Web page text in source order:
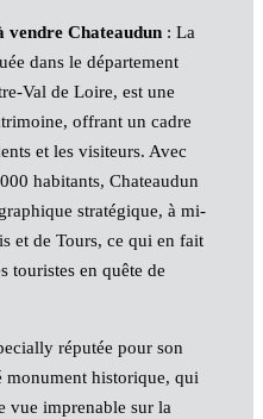
vendre Chateaudun: La
dans le département
Val de Loire, est une
offrant un cadre
et les visiteurs. Avec
habitants, Chateaudun
stratégique, à mi-
et de Tours, ce qui en fait
touristes en quête de
réputée pour son
monument historique, qui
vue imprenable sur la